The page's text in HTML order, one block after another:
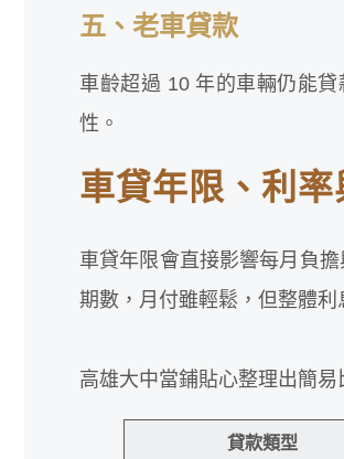
五、老車貸款
車齡超過 10 年的車輛仍能
性。
車貸年限、利
車貸年限會直接影響每月負
期數，月付雖輕鬆，但整體利
高雄大中當鋪貼心整理出簡易
貸款類型